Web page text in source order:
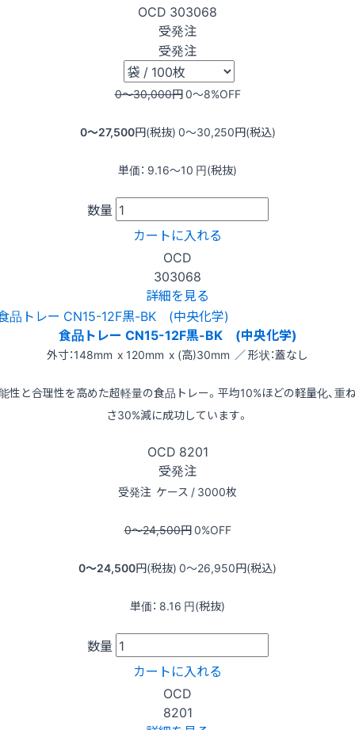
OCD 303068
受発注
受発注
0〜30,000円0〜8%OFF
0〜27,500円(税抜) 0〜30,250円(税込)
単価： 9.16〜10 円(税抜)
数量
カートに入れる
OCD
303068
詳細を見る
食品トレー CN15-12F黒-BK (中央化学)
外寸：148mm x 120mm x (高)30mm ／ 形状：蓋なし
性と合理性を高めた超軽量の食品トレー。平均10%ほどの軽量化、重
さ30%減に成功しています。
OCD 8201
受発注
受発注 ケース / 3000枚
0〜24,500円0%OFF
0〜24,500円(税抜) 0〜26,950円(税込)
単価： 8.16 円(税抜)
数量
カートに入れる
OCD
8201